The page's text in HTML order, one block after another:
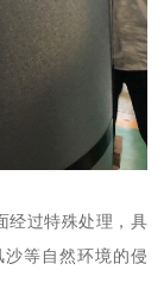
经过特殊处理，具
等自然环境的侵